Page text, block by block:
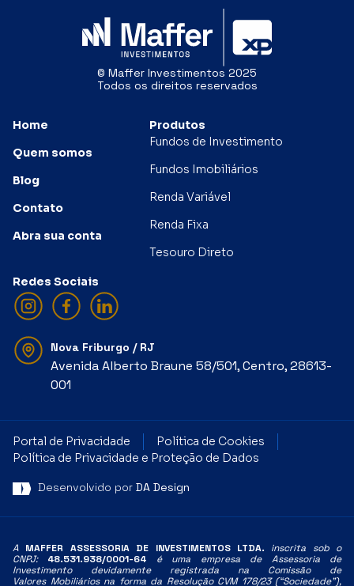
© Maffer Investimentos 2025
Todos os direitos reservados
Home
Quem somos
Blog
Contato
Abra sua conta
Produtos
Fundos de Investimento
Fundos Imobiliários
Renda Variável
Renda Fixa
Tesouro Direto
Redes Sociais
Nova Friburgo / RJ
Avenida Alberto Braune 58/501, Centro, 28613-
001
Portal de Privacidade
Política de Cookies
Política de Privacidade e Proteção de Dados
Desenvolvido por DA Design
A MAFFER ASSESSORIA DE INVESTIMENTOS LTDA. inscrita sob o
CNPJ: 48.531.938/0001-64 é uma empresa de Assessoria de
Investimento devidamente registrada na Comissão de
Valores Mobiliários na forma da Resolução CVM 178/23 (“Sociedade”),